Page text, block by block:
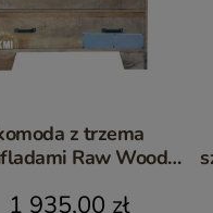
z trzema
Raw Wood
1 935,00 zł